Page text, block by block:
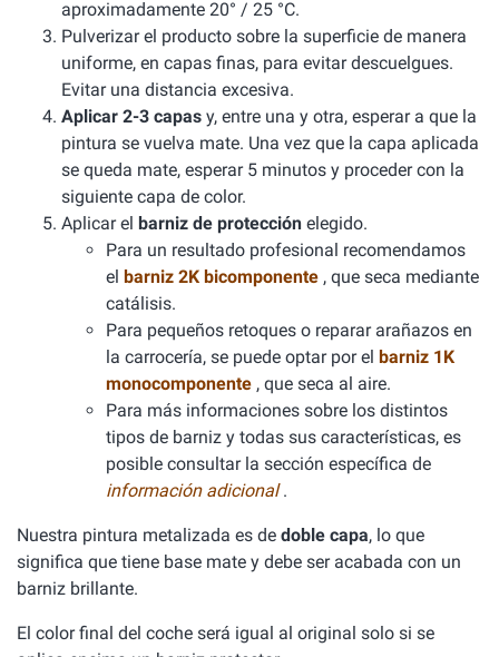
aproximadamente 20° / 25 °C.
Pulverizar el producto sobre la superficie de manera
uniforme, en capas finas, para evitar descuelgues.
Evitar una distancia excesiva.
Aplicar 2-3 capas y, entre una y otra, esperar a que la
pintura se vuelva mate. Una vez que la capa aplicada
se queda mate, esperar 5 minutos y proceder con la
siguiente capa de color.
Aplicar el barniz de protección elegido.
Para un resultado profesional recomendamos
el barniz 2K bicomponente , que seca mediante
catálisis.
Para pequeños retoques o reparar arañazos en
la carrocería, se puede optar por el barniz 1K
monocomponente , que seca al aire.
Para más informaciones sobre los distintos
tipos de barniz y todas sus características, es
posible consultar la sección específica de
información adicional.
Nuestra pintura metalizada es de doble capa, lo que
significa que tiene base mate y debe ser acabada con un
barniz brillante.
El color final del coche será igual al original solo si se